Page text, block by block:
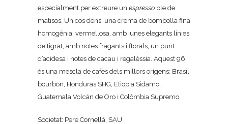
especialment per extreure un espresso ple de
matisos. Un cos dens, una crema de bombolla fina
homogènia, vermellosa, amb unes elegants línies
de tigrat, amb notes fragants i florals, un punt
d’acidesa i notes de cacau i regalèssia. Aquest 96
és una mescla de cafès dels millors orígens: Brasil
bourbon, Honduras SHG, Etiopia Sidamo,
Guatemala Volcán de Oro i Colòmbia Supremo.
Societat: Pere Cornellà, SAU